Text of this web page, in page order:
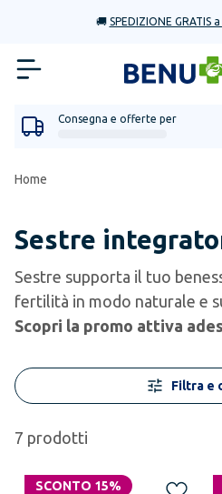
🚚 SPEDIZIONE GRATIS
Consegna e offerte per
Home
Sestre
Sestre supporta il tuo
fertilità in modo naturale e
Scopri la promo attiva
Filtra e
7 prodotti
SCONTO 15%